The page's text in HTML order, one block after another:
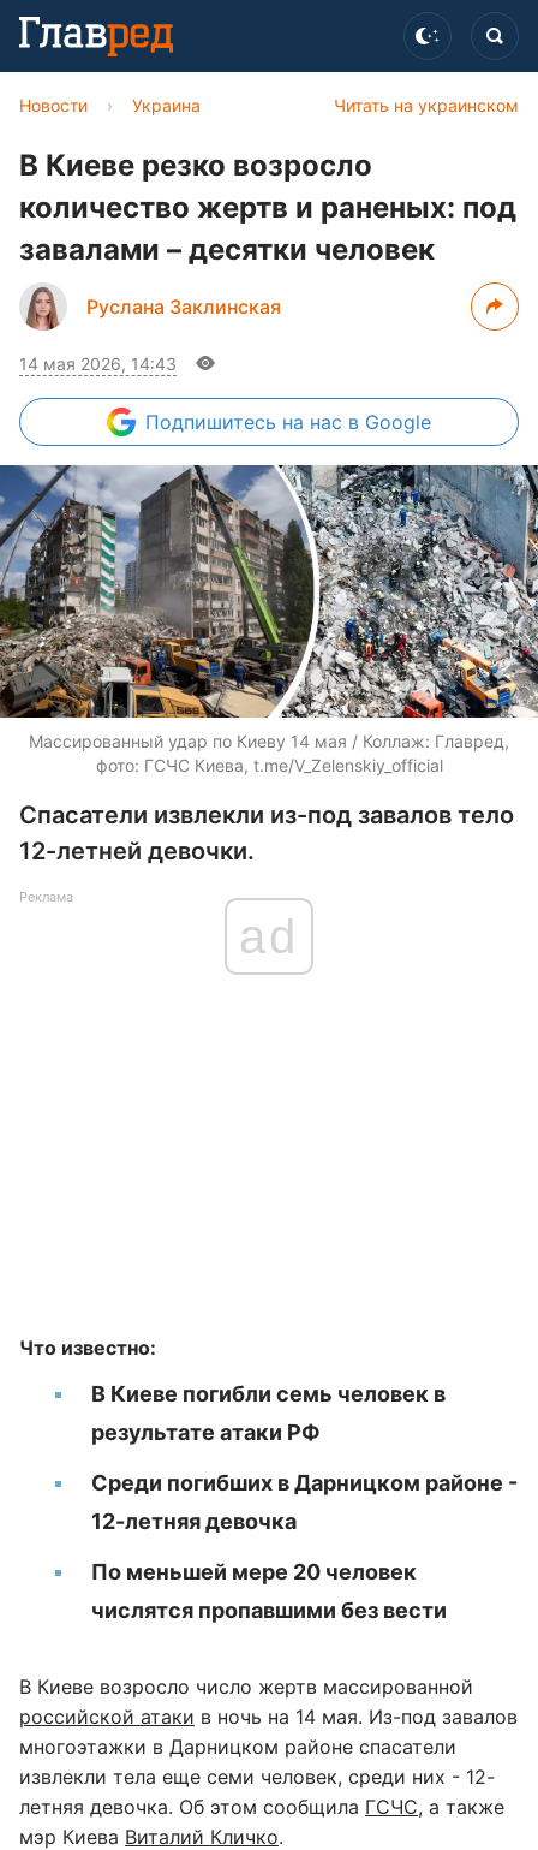
Читать на украинском
Новости › Украина
В Киеве резко возросло
количество жертв и раненых: под
завалами – десятки человек
Руслана Заклинская
14 мая 2026, 14:43
Подпишитесь на нас в Google
Массированный удар по Киеву 14 мая / Коллаж: Главред,
фото: ГСЧС Киева, t.me/V_Zelenskiy_official
Спасатели извлекли из-под завалов тело
12-летней девочки.
Реклама
ad
Что известно:
В Киеве погибли семь человек в
результате атаки РФ
Среди погибших в Дарницком районе -
12-летняя девочка
По меньшей мере 20 человек
числятся пропавшими без вести
В Киеве возросло число жертв массированной
российской атаки в ночь на 14 мая. Из-под завалов
многоэтажки в Дарницком районе спасатели
извлекли тела еще семи человек, среди них - 12-
летняя девочка. Об этом сообщила ГСЧС, а также
мэр Киева Виталий Кличко.